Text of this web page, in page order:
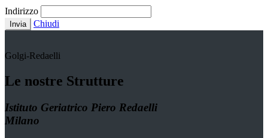
Indirizzo
Invia Chiudi
Golgi-Redaelli
Le nostre Strutture
Istituto Geriatrico Piero Redaelli
Milano